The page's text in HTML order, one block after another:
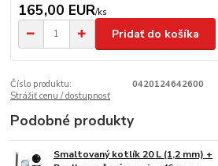
165,00 EUR/ks
Pridať do košíka
Číslo produktu:
0420124642600
Strážiť cenu / dostupnosť
Podobné produkty
Smaltovaný kotlík 20 L (1,2 mm) +